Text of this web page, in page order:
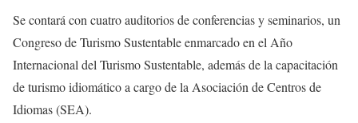
Se contará con cuatro auditorios de conferencias y seminarios, un
Congreso de Turismo Sustentable enmarcado en el Año
Internacional del Turismo Sustentable, además de la capacitación
de turismo idiomático a cargo de la Asociación de Centros de
Idiomas (SEA).